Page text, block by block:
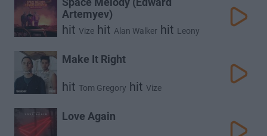
Artemyev)
hit Vize hit Alan Walker hit Leony
Make It Right
hit Tom Gregory hit Vize
Love Again